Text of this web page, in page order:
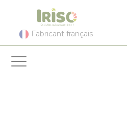
Fabricant français
Panneau de gestion des cookies